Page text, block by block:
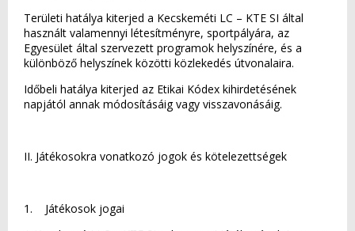
Területi hatálya kiterjed a Kecskeméti LC – KTE SI által
használt valamennyi létesítményre, sportpályára, az
Egyesület által szervezett programok helyszínére, és a
különböző helyszínek közötti közlekedés útvonalaira.
Időbeli hatálya kiterjed az Etikai Kódex kihirdetésének
napjától annak módosításáig vagy visszavonásáig.
II. Játékosokra vonatkozó jogok és kötelezettségek
1. Játékosok jogai